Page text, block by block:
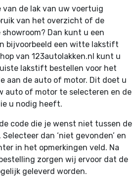
de lak van uw voertuig
van het overzicht of de
Dan kunt u een
bijvoorbeeld een witte lakstift
van 123autolakken.nl kunt u
lakstift bestellen voor het
aan de auto of motor. Dit doet u
auto of motor te selecteren en de
u nodig heeft.
code die je wenst niet tussen de
dan ‘niet gevonden’ en
in het opmerkingen veld. Na
zorgen wij ervoor dat de
geleverd worden.